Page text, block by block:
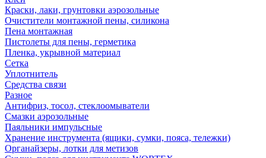
Краски, лаки, грунтовки аэрозольные
Очистители монтажной пены, силикона
Пена монтажная
Пистолеты для пены, герметика
Пленка, укрывной материал
Сетка
Уплотнитель
Средства связи
Разное
Антифриз, тосол, стеклоомыватели
Смазки аэрозольные
Паяльники импульсные
Хранение инструмента (ящики, сумки, пояса, тележки)
Органайзеры, лотки для метизов